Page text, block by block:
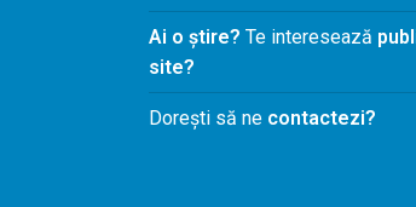
Ai o știre? Te interesează
site?
Dorești să necontactezi?